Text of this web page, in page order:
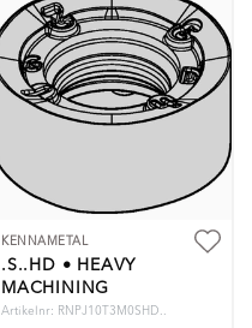
KENNAMETAL
.S..HD • HEAVY
MACHINING
Artikelnr: RNPJ10T3M0SHD..